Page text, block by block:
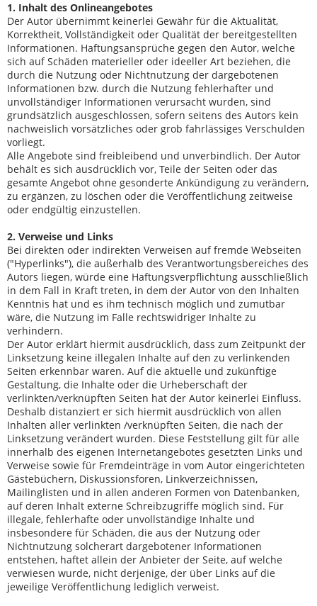
1. Inhalt des Onlineangebotes
Der Autor übernimmt keinerlei Gewähr für die Aktualität,
Korrektheit, Vollständigkeit oder Qualität der bereitgestellten
Informationen. Haftungsansprüche gegen den Autor, welche
sich auf Schäden materieller oder ideeller Art beziehen, die
durch die Nutzung oder Nichtnutzung der dargebotenen
Informationen bzw. durch die Nutzung fehlerhafter und
unvollständiger Informationen verursacht wurden, sind
grundsätzlich ausgeschlossen, sofern seitens des Autors kein
nachweislich vorsätzliches oder grob fahrlässiges Verschulden
vorliegt.
Alle Angebote sind freibleibend und unverbindlich. Der Autor
behält es sich ausdrücklich vor, Teile der Seiten oder das
gesamte Angebot ohne gesonderte Ankündigung zu verändern,
zu ergänzen, zu löschen oder die Veröffentlichung zeitweise
oder endgültig einzustellen.
2. Verweise und Links
Bei direkten oder indirekten Verweisen auf fremde Webseiten
("Hyperlinks"), die außerhalb des Verantwortungsbereiches des
Autors liegen, würde eine Haftungsverpflichtung ausschließlich
in dem Fall in Kraft treten, in dem der Autor von den Inhalten
Kenntnis hat und es ihm technisch möglich und zumutbar
wäre, die Nutzung im Falle rechtswidriger Inhalte zu
verhindern.
Der Autor erklärt hiermit ausdrücklich, dass zum Zeitpunkt der
Linksetzung keine illegalen Inhalte auf den zu verlinkenden
Seiten erkennbar waren. Auf die aktuelle und zukünftige
Gestaltung, die Inhalte oder die Urheberschaft der
verlinkten/verknüpften Seiten hat der Autor keinerlei Einfluss.
Deshalb distanziert er sich hiermit ausdrücklich von allen
Inhalten aller verlinkten /verknüpften Seiten, die nach der
Linksetzung verändert wurden. Diese Feststellung gilt für alle
innerhalb des eigenen Internetangebotes gesetzten Links und
Verweise sowie für Fremdeinträge in vom Autor eingerichteten
Gästebüchern, Diskussionsforen, Linkverzeichnissen,
Mailinglisten und in allen anderen Formen von Datenbanken,
auf deren Inhalt externe Schreibzugriffe möglich sind. Für
illegale, fehlerhafte oder unvollständige Inhalte und
insbesondere für Schäden, die aus der Nutzung oder
Nichtnutzung solcherart dargebotener Informationen
entstehen, haftet allein der Anbieter der Seite, auf welche
verwiesen wurde, nicht derjenige, der über Links auf die
jeweilige Veröffentlichung lediglich verweist.